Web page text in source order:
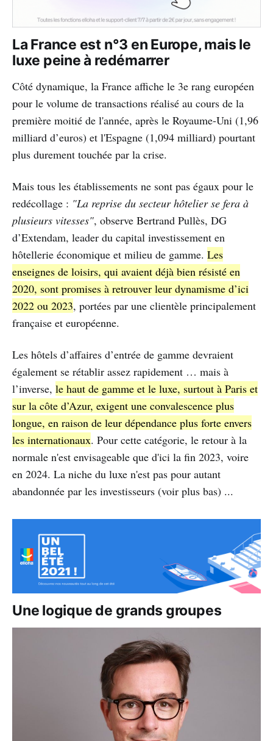
La France est n°3 en Europe, mais le
luxe peine à redémarrer
Côté dynamique, la France affiche le 3e rang européen
pour le volume de transactions réalisé au cours de la
première moitié de l'année, après le Royaume-Uni (1,96
milliard d’euros) et l'Espagne (1,094 milliard) pourtant
plus durement touchée par la crise.
Mais tous les établissements ne sont pas égaux pour le
redécollage : "La reprise du secteur hôtelier se fera à
plusieurs vitesses", observe Bertrand Pullès, DG
d’Extendam, leader du capital investissement en
hôtellerie économique et milieu de gamme. Les
enseignes de loisirs, qui avaient déjà bien résisté en
2020, sont promises à retrouver leur dynamisme d’ici
2022 ou 2023, portées par une clientèle principalement
française et européenne.
Les hôtels d’affaires d’entrée de gamme devraient
également se rétablir assez rapidement … mais à
l’inverse, le haut de gamme et le luxe, surtout à Paris et
sur la côte d’Azur, exigent une convalescence plus
longue, en raison de leur dépendance plus forte envers
les internationaux. Pour cette catégorie, le retour à la
normale n'est envisageable que d'ici la fin 2023, voire
en 2024. La niche du luxe n'est pas pour autant
abandonnée par les investisseurs (voir plus bas) ...
Une logique de grands groupes